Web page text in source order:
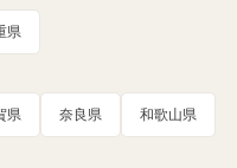
県
県 奈良県 和歌山県